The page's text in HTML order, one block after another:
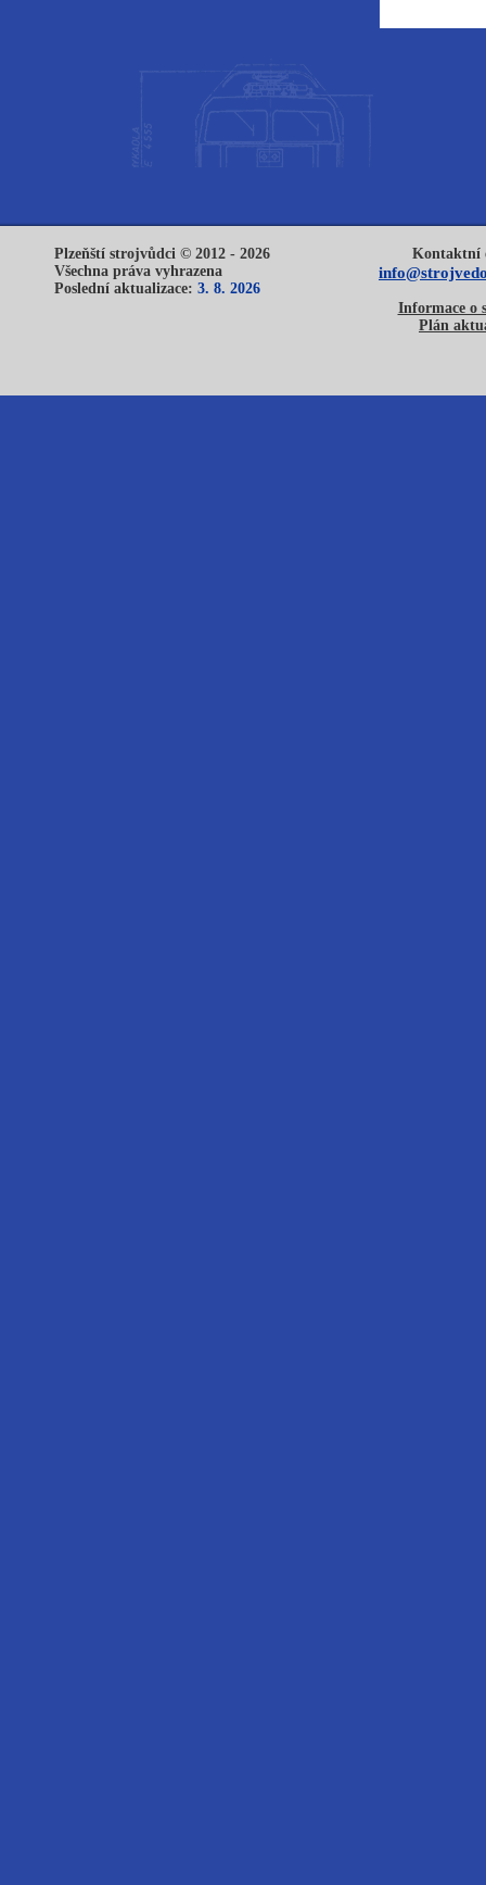
Plzeňští strojvůdci © 2012 - 2026
Všechna práva vyhrazena
Poslední aktualizace: 3. 8. 2026
Kontaktní
Informace o
Plán